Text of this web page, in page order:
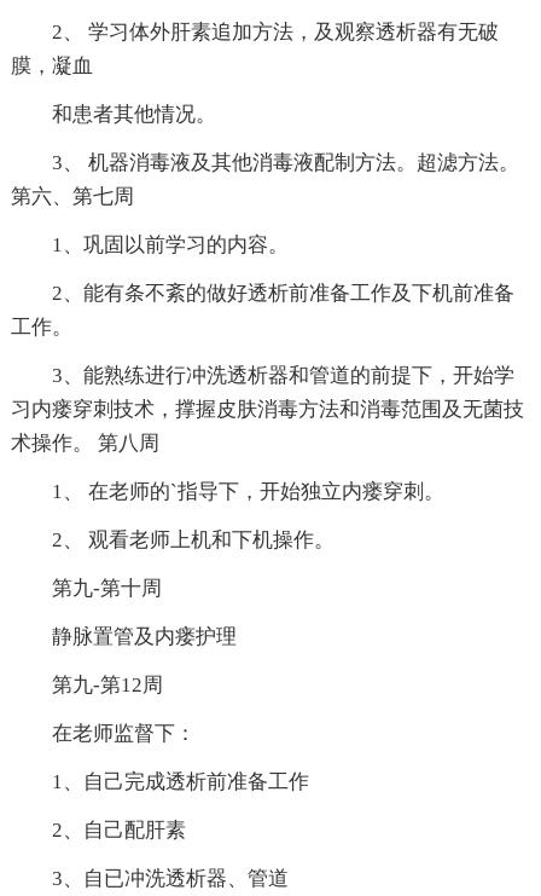
2、 学习体外肝素追加方法，及观察透析器有无破
膜，凝血
和患者其他情况。
3、 机器消毒液及其他消毒液配制方法。超滤方法。
第六、第七周
1、巩固以前学习的内容。
2、能有条不紊的做好透析前准备工作及下机前准备
工作。
3、能熟练进行冲洗透析器和管道的前提下，开始学
习内瘘穿刺技术，撑握皮肤消毒方法和消毒范围及无菌技
术操作。 第八周
1、 在老师的`指导下，开始独立内瘘穿刺。
2、 观看老师上机和下机操作。
第九-第十周
静脉置管及内瘘护理
第九-第12周
在老师监督下：
1、自己完成透析前准备工作
2、自己配肝素
3、自已冲洗透析器、管道